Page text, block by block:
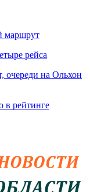
маршрут
рейса
очереди на Ольхон
в рейтинге